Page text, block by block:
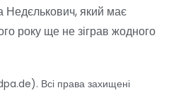
Недєлькович, який має
року ще не зіграв жодного
Всі права захищені